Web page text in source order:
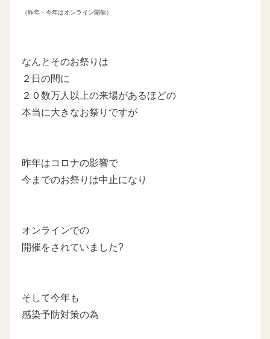
（昨年・今年はオンライン開催）
なんとそのお祭りは
２日の間に
２０数万人以上の来場があるほどの
本当に大きなお祭りですが
昨年はコロナの影響で
今までのお祭りは中止になり
オンラインでの
開催をされていました?
そして今年も
感染予防対策の為